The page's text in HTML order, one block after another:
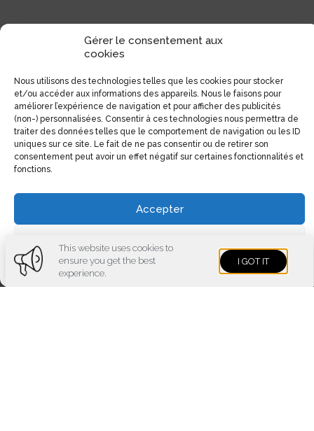
Gérer le consentement aux
cookies
Nous utilisons des technologies telles que les cookies pour stocker
et/ou accéder aux informations des appareils. Nous le faisons pour
améliorer l’expérience de navigation et pour afficher des publicités
(non-) personnalisées. Consentir à ces technologies nous permettra de
traiter des données telles que le comportement de navigation ou les ID
uniques sur ce site. Le fait de ne pas consentir ou de retirer son
consentement peut avoir un effet négatif sur certaines fonctionnalités et
fonctions.
Accepter
Cookies policy Imprint
This website uses cookies to
ensure you get the best
experience.
I GOT IT